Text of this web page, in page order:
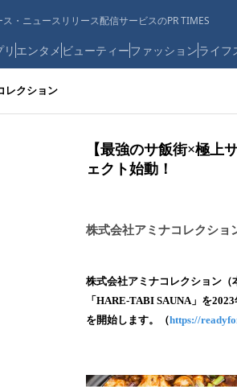
・ニュースリリース配信サービスのPR TIMES
リ エンタメ ビューティーファッションライフ
レクション
【最強のサ飯街×極上
ェクト始動！
株式会社アミナコレクショ
株式会社アミナコレクション
「HARE-TABI SAUNA」を
を開始します。（https://